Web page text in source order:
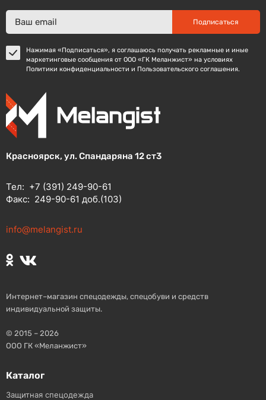
Подписаться
Нажимая «Подписаться», я соглашаюсь получать рекламные и иные
маркетинговые сообщения от ООО «ГК Меланжист» на условиях
Политики конфиденциальности и Пользовательского соглашения.
Красноярск, ул. Спандаряна 12 ст3
Тел: +7 (391) 249-90-61
Факс: 249-90-61 доб.(103)
info@melangist.ru
Интернет–магазин спецодежды, спецобуви и средств
индивидуальной защиты.
© 2015 – 2026
ООО ГК «Меланжист»
Каталог
Защитная спецодежда